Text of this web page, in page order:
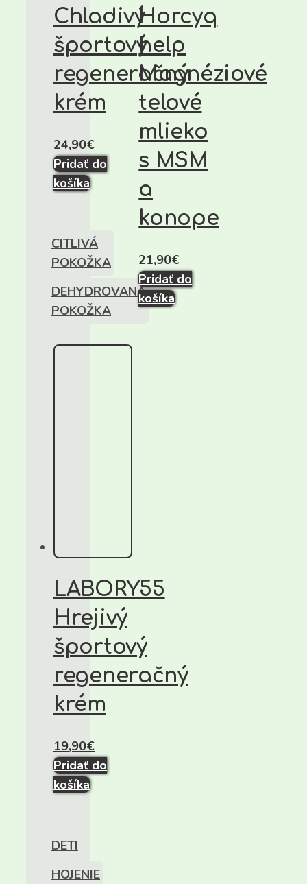
Chladivý
športový
regeneračný
krém
24,90€
Pridať do
košíka
Horcyq
help
Magnéziové
telové
mlieko
s MSM
a
konope
21,90€
Pridať do
košíka
LABORY55
Hrejivý
športový
regeneračný
krém
19,90€
Pridať do
košíka
CITLIVÁ
POKOŽKA
DEHYDROVANÁ
POKOŽKA
DETI
HOJENIE